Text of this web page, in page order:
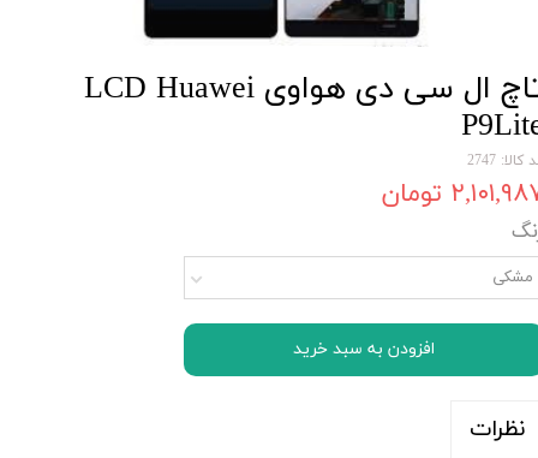
تاچ ال سی دی هواوی LCD Huawei
کالا: 2747
تومان
مشکی
افزودن به سبد خرید
نظرات